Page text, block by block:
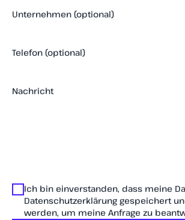
Unternehmen (optional)
Telefon (optional)
Nachricht
Ich bin einverstanden, dass meine
Datenschutzerklärung gespeichert
werden, um meine Anfrage zu